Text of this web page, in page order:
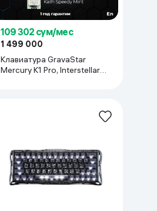
109 302 сум/мес
1 499 000
Клавиатура GravaStar
Mercury K1 Pro, Interstellar